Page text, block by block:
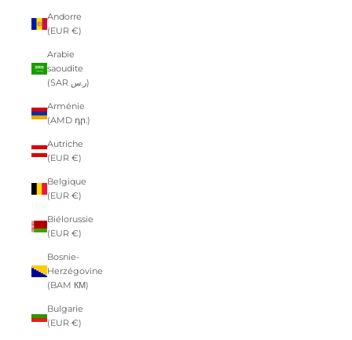
Andorre
(EUR €)
Arabie
saoudite
(SAR ر.س)
Arménie
(AMD դր.)
Autriche
(EUR €)
Belgique
(EUR €)
Biélorussie
(EUR €)
Bosnie-
Herzégovine
(BAM КМ)
Bulgarie
(EUR €)